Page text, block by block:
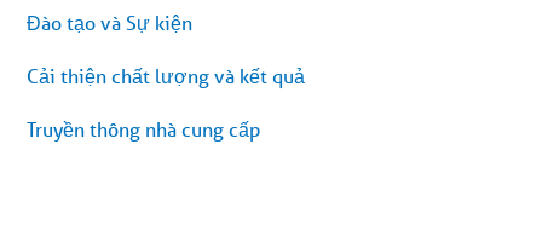
Đào tạo và Sự kiện
Cải thiện chất lượng và kết quả
Truyền thông nhà cung cấp